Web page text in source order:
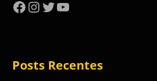
Facebook
Instagram
Twitter
YouTube
Posts Recentes